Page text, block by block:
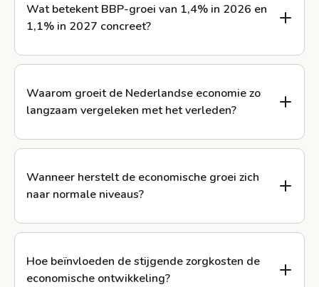
Wat betekent BBP-groei van 1,4% in 2026 en
1,1% in 2027 concreet?
Waarom groeit de Nederlandse economie zo
langzaam vergeleken met het verleden?
Wanneer herstelt de economische groei zich
naar normale niveaus?
Hoe beïnvloeden de stijgende zorgkosten de
economische ontwikkeling?